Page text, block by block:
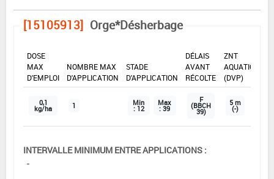
[15105913] Orge*Désherbage
DOSE
MAX
D'EMPLOI
NOMBRE MAX
D'APPLICATION
STADE
D'APPLICATION
DÉLAIS
AVANT
RÉCOLTE
ZNT
AQUATIQUE
(DVP)
0,1
kg/ha 1 Min
: 12
Max
: 39
F
(BBCH
39)
5 m
(-)
INTERVALLE MINIMUM ENTRE APPLICATIONS :
-